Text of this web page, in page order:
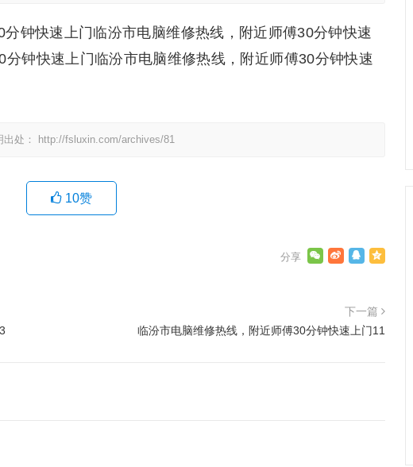
钟快速上门临汾市电脑维修热线，附近师傅30分钟快速
钟快速上门临汾市电脑维修热线，附近师傅30分钟快速
处： http://fsluxin.com/archives/81
10赞
下一篇
临汾市电脑维修热线，附近师傅30分钟快速上门11